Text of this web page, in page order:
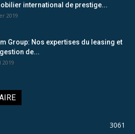
international de prestige...
2019
Group: Nos expertises du leasing et
de...
2019
3061